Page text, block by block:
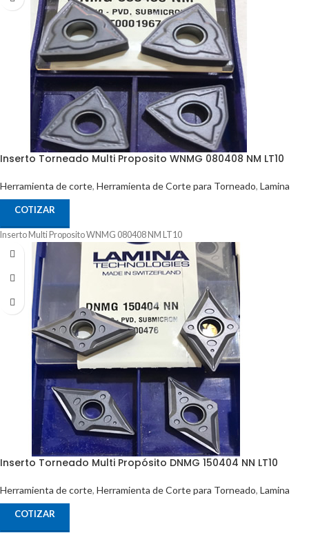
Inserto Torneado Multi Proposito WNMG 080408 NM LT10
Herramienta de corte, Herramienta de Corte para Torneado, Lamina
COTIZAR
Inserto Multi Proposito WNMG 080408 NM LT10
Inserto Torneado Multi Propósito DNMG 150404 NN LT10
Herramienta de corte, Herramienta de Corte para Torneado, Lamina
COTIZAR